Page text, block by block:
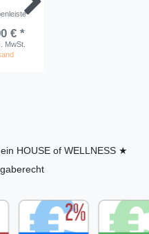
€ *
MwSt.
HOUSE of WELLNESS ★